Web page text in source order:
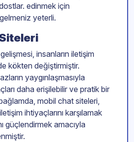
edinmek için
yeterli.
insanların iletişim
kökten değiştirmiştir.
yaygınlaşmasıyla
daha erişilebilir ve pratik bir
mobil chat siteleri,
ihtiyaçlarını karşılamak
güçlendirmek amacıyla